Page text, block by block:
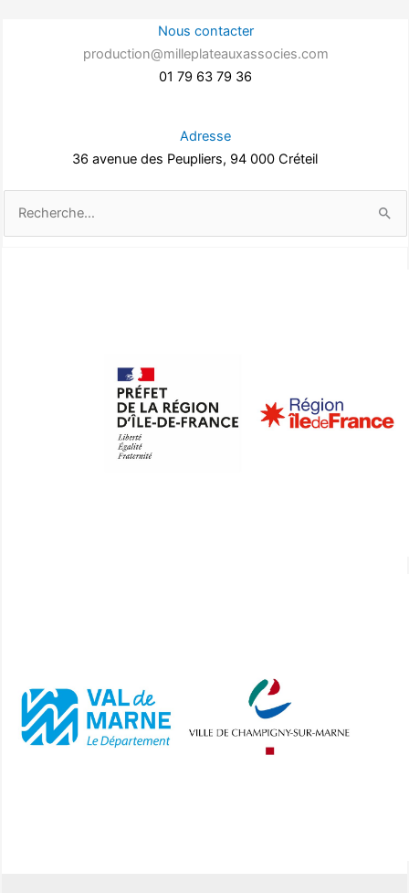
Nous contacter
production@milleplateauxassocies.com
01 79 63 79 36
Adresse
36 avenue des Peupliers, 94 000 Créteil